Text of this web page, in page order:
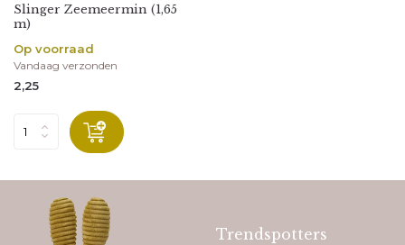
Slinger Zeemeermin (1,65
m)
Op voorraad
Vandaag verzonden
2,25
Trendspotters